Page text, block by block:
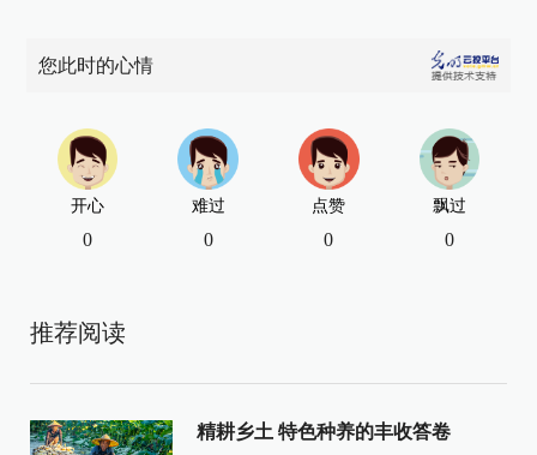
您此时的心情
开心
0
难过
0
点赞
0
飘过
0
推荐阅读
精耕乡土 特色种养的丰收答卷